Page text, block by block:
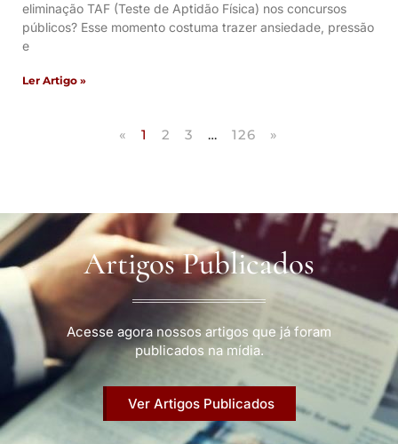
eliminação TAF (Teste de Aptidão Física) nos concursos
públicos? Esse momento costuma trazer ansiedade, pressão
e
Ler Artigo »
« 1 2 3 … 126 »
Artigos Publicados
Acesse agora nossos artigos que já foram
publicados na mídia.
Ver Artigos Publicados